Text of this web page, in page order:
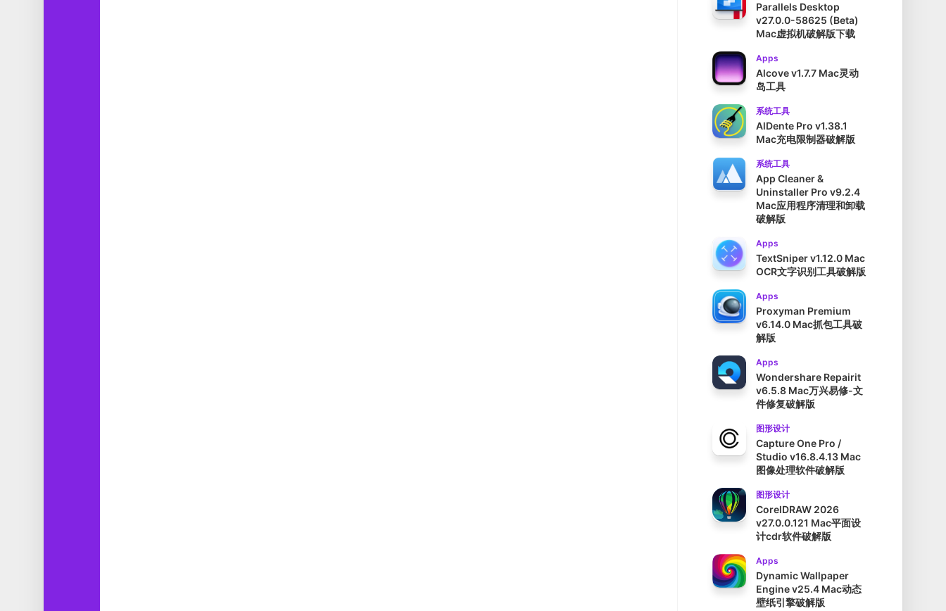
Parallels Desktop
v27.0.0-58625 (Beta)
Mac虚拟机破解版下载
Apps
Alcove v1.7.7 Mac灵动
岛工具
系统工具
AlDente Pro v1.38.1
Mac充电限制器破解版
系统工具
App Cleaner &
Uninstaller Pro v9.2.4
Mac应用程序清理和卸载
破解版
Apps
TextSniper v1.12.0 Mac
OCR文字识别工具破解版
Apps
Proxyman Premium
v6.14.0 Mac抓包工具破
解版
Apps
Wondershare Repairit
v6.5.8 Mac万兴易修-文
件修复破解版
图形设计
Capture One Pro /
Studio v16.8.4.13 Mac
图像处理软件破解版
图形设计
CorelDRAW 2026
v27.0.0.121 Mac平面设
计cdr软件破解版
Apps
Dynamic Wallpaper
Engine v25.4 Mac动态
壁纸引擎破解版